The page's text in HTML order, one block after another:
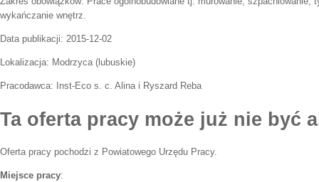
wykańczanie wnętrz.
Data publikacji: 2015-12-02
Lokalizacja: Modrzyca( lubuskie)
Pracodawca: Inst-Eco s. c. Alina i Ryszard Reba
Ta oferta pracy może już nie być
Oferta pracy pochodzi z Powiatowego Urzędu Pracy.
Miejsce pracy: